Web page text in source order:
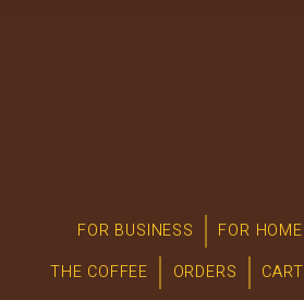
FOR BUSINESS FOR HOME
THE COFFEE
ORDERS CART